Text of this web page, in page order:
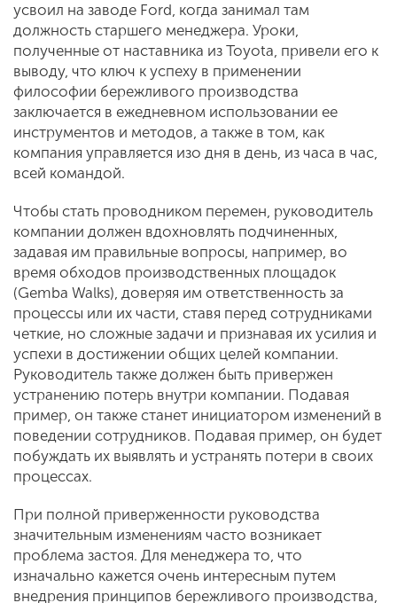
усвоил на заводе Ford, когда занимал там
должность старшего менеджера. Уроки,
полученные от наставника из Toyota, привели его к
выводу, что ключ к успеху в применении
философии бережливого производства
заключается в ежедневном использовании ее
инструментов и методов, а также в том, как
компания управляется изо дня в день, из часа в час,
всей командой.
Чтобы стать проводником перемен, руководитель
компании должен вдохновлять подчиненных,
задавая им правильные вопросы, например, во
время обходов производственных площадок
(Gemba Walks), доверяя им ответственность за
процессы или их части, ставя перед сотрудниками
четкие, но сложные задачи и признавая их усилия и
успехи в достижении общих целей компании.
Руководитель также должен быть привержен
устранению потерь внутри компании. Подавая
пример, он также станет инициатором изменений в
поведении сотрудников. Подавая пример, он будет
побуждать их выявлять и устранять потери в своих
процессах.
При полной приверженности руководства
значительным изменениям часто возникает
проблема застоя. Для менеджера то, что
изначально кажется очень интересным путем
внедрения принципов бережливого производства,